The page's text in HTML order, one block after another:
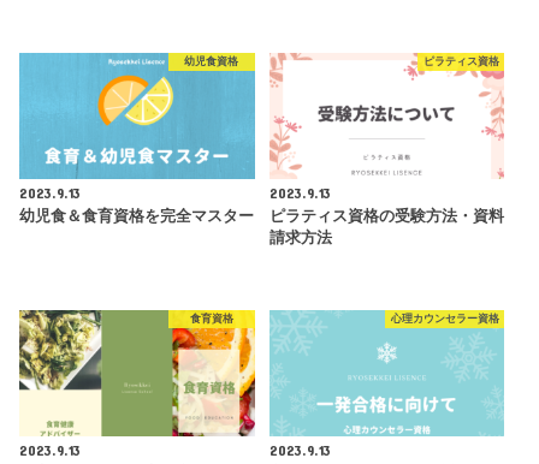
幼児食資格
2023.9.13
幼児食＆食育資格を完全マスター
ピラティス資格
2023.9.13
ピラティス資格の受験方法・資料
請求方法
食育資格
2023.9.13
心理カウンセラー資格
2023.9.13